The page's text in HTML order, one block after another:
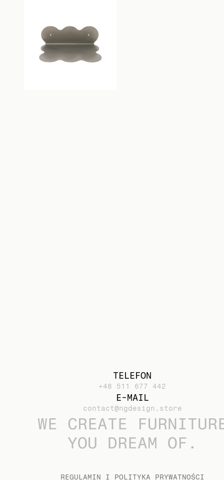
TELEFON
+48 511 677 442
E-MAIL
contact@ngdesign.store
WE CREATE
YOU DREAM OF.
REGULAMIN I POLITYKA PRYWATNOŚCI